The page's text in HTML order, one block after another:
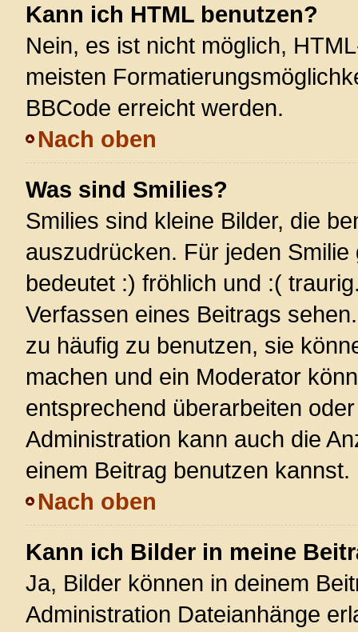
Kann ich HTML benutzen?
Nein, es ist nicht möglich,
meisten
BBCode erreicht werden.
Nach oben
Was sind Smilies?
Smilies sind kleine Bilder, die
auszudrücken. Für jeden
bedeutet :) fröhlich und :(
Verfassen eines Beitrags
zu häufig zu benutzen, sie
machen und ein Moderator
entsprechend überarbeiten
Administration kann auch die
einem Beitrag benutzen kannst.
Nach oben
Kann ich Bilder in meine
Ja, Bilder können in deinem
Administration Dateianhänge